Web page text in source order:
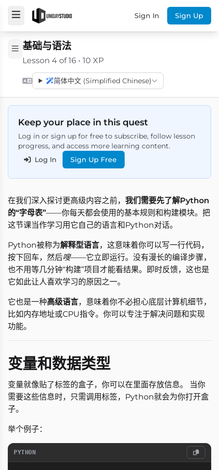
Sign In Sign Up
基础与语法
Lesson 4 of 16 • 10 XP
简体中文 (Simplified Chinese)
Keep your place in this quest
Log in or sign up for free to subscribe, follow lesson
progress, and access more learning content.
Log In
Sign Up Free
在我们深入探讨更高级内容之前， 我们需要先了解Python
的“字母表”——你每天都会使用的基本规则和构建模块。把
这节课当作学习用它自己的语言和Python对话。
Python被称为解释型语言，这意味着你可以写一行代码，
按下回车，然后嗖——它立即运行。没有漫长的编译步骤，
也不用等几分钟“构建”项目才能看结果。即时反馈，这也是
它如此让人喜欢学习的原因之一。
它也是一种高级语言，意味着你不必担心底层计算机细节，
比如内存地址或CPU指令。你可以专注于解决问题和实现
功能。
变量和数据类型
变量就像贴了标签的盒子，你可以在里面存放信息。 当你
需要这些信息时，只需调用标签，Python就会为你打开盒
子。
举个例子：
PYTHON